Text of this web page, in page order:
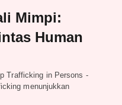
Mimpi:
Human
Trafficking in Persons -
menunjukkan